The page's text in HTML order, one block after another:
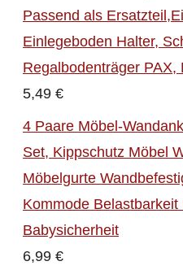
Passend als
Einlegeboden Halter,
Regalbodenträger PAX,
5,49 €
4 Paare Möbel-
Set, Kippschutz Möbel
Möbelgurte
Kommode Belastbarkeit
Babysicherheit
6,99 €